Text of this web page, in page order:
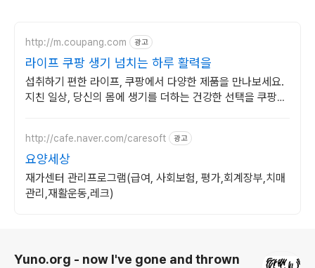
http://m.coupang.com 광고
라이프 쿠팡 생기 넘치는 하루 활력을
섭취하기 편한 라이프, 쿠팡에서 다양한 제품을 만나보세요.
지친 일상, 당신의 몸에 생기를 더하는 건강한 선택을 쿠팡에
http://cafe.naver.com/caresoft 광고
요양세상
재가센터 관리프로그램(급여, 사회보험, 평가,회계장부,치매
관리,재활운동,레크)
Yuno.org - now I've gone and thrown